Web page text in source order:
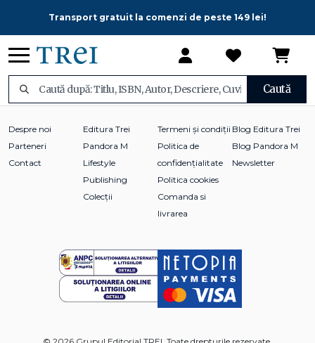
Transport gratuit la comenzi de peste 149 lei!
Caută
Despre noi
Parteneri
Contact
Editura Trei
Pandora M
Lifestyle
Publishing
Colecții
Termeni și condiții
Politica de
confidențialitate
Politica cookies
Comanda si
livrarea
Blog Editura Trei
Blog Pandora M
Newsletter